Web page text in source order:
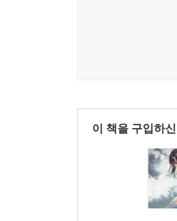
이 책을 구입하